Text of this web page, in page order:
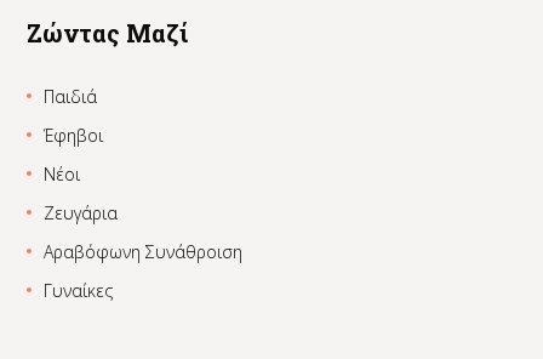
Ζώντας Μαζί
Παιδιά
Έφηβοι
Νέοι
Ζευγάρια
Αραβόφωνη Συνάθροιση
Γυναίκες